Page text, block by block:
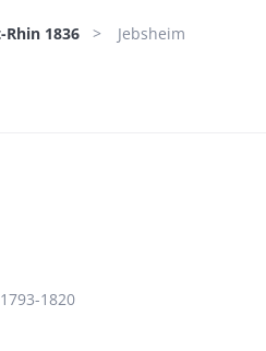
1836 Jebsheim
1793-1820